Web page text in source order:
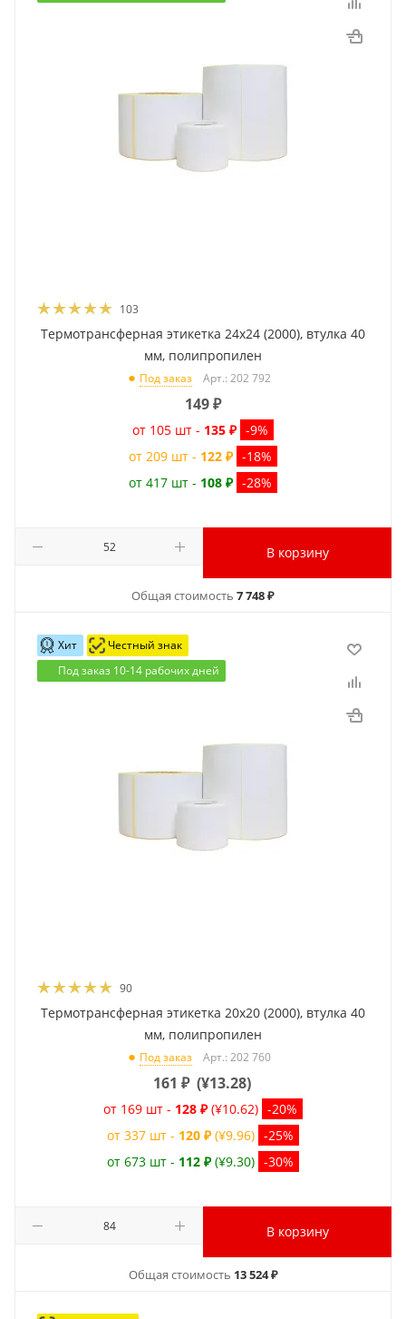
103
Термотрансферная этикетка 24x24 (2000), втулка 40
мм, полипропилен
Под заказ Арт.: 202 792
149₽
от 105 шт - 135 ₽ -9%
от 209 шт - 122 ₽ -18%
от 417 шт - 108 ₽ -28%
В корзину
Общая стоимость 7 748 ₽
Хит
Честный знак
Под заказ 10-14 рабочих дней
90
Термотрансферная этикетка 20x20 (2000), втулка 40
мм, полипропилен
Под заказ Арт.: 202 760
161 ₽ (¥13.28)
от 169 шт - 128 ₽ (¥10.62) -20%
от 337 шт - 120 ₽ (¥9.96) -25%
от 673 шт - 112 ₽ (¥9.30) -30%
В корзину
Общая стоимость 13 524 ₽